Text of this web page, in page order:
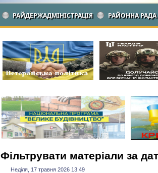
РАЙДЕРЖАДМІНІСТРАЦІЯ РАЙОННА РАДА
Фільтрувати матеріали за
Неділя, 17 травня 2026 13:49